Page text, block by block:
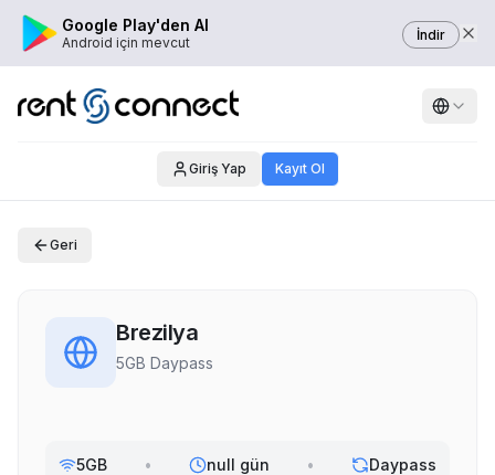
Google Play'den Al
Android için mevcut İndir
Giriş Yap Kayıt Ol
Geri
Brezilya
5GB Daypass
5GB • null gün • Daypass